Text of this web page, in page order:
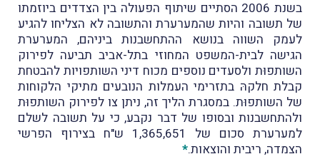
בשנת 2006 הסתיים שיתוף הפעולה בין הצדדים ביוזמתו
של תשובה והיות שהמערערת והתשובה לא הצליחו להגיע
לעמק השווה בנושא ההתחשבנות ביניהם, המערערת
הגישה לבית-המשפט המחוזי בתל-אביב תביעה לפירוק
השותפוּת ולסעדים נוספים מכוח דיני השותפויות להבטחת
קבלת חלקהּ בתזרימי העמלות הנובעים מתיקי הלקוחות
של השותפוּת. במסגרת הליך זה, ניתן צו לפירוק השותפוּת
ולהתחשבנות ובסופו של דבר נקבע, כי על תשובה לשלם
למערערת סכום של 1,365,651 ש"ח בצירוף הפרשי
הצמדה, ריבית והוצאות.*